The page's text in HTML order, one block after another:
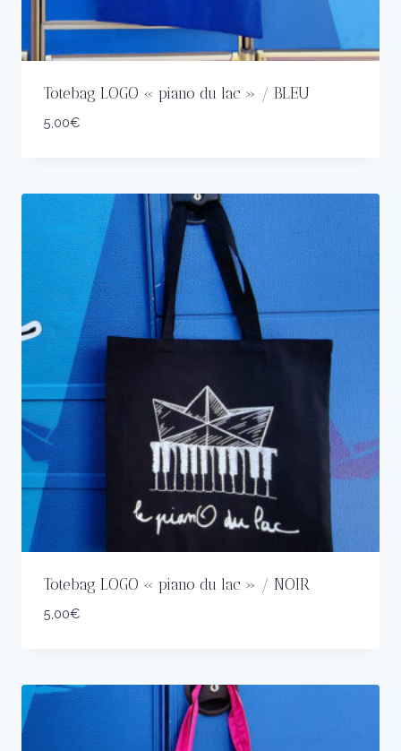
Totebag LOGO « piano du lac » / BLEU
5,00€
Totebag LOGO « piano du lac » / NOIR
5,00€